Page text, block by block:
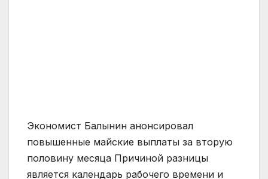
Экономист Балынин анонсировал
повышенные майские выплаты за вторую
половину месяца Причиной разницы
является календарь рабочего времени и